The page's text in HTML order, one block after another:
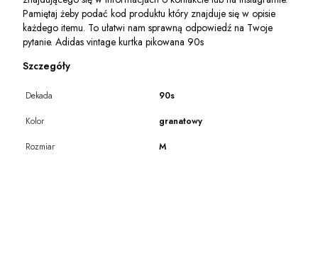
Pamiętaj żeby podać kod produktu który znajduje się w opisie
każdego itemu. To ułatwi nam sprawną odpowiedź na Twoje
pytanie. Adidas vintage kurtka pikowana 90s
Szczegóły
Dekada
90s
Kolor
granatowy
Rozmiar
M